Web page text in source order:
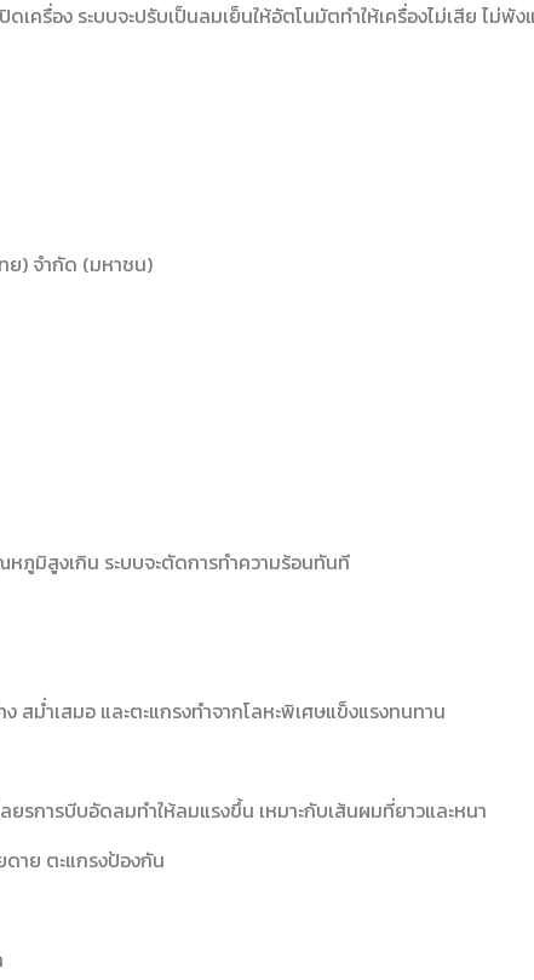
ครื่อง ระบบจะปรับเป็นลมเย็นให้อัตโนมัตทำให้เครื่องไม่เสีย ไม่พั
ย) จำกัด (มหาชน)
มิสูงเกิน ระบบจะตัดการทำความร้อนทันที
สม่ำเสมอ และตะแกรงทำจากโลหะพิเศษแข็งแรงทนทาน
รการบีบอัดลมทำให้ลมแรงขึ้น เหมาะกับเส้นผมที่ยาวและหนา
ดาย ตะแกรงป้องกัน